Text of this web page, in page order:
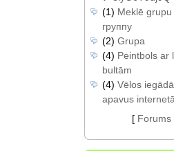
(1) Meklē
группу
(2) Grupa
(4) Peintbols ar
bultām
(4) Vēlos
apavus internetā
[ Forums